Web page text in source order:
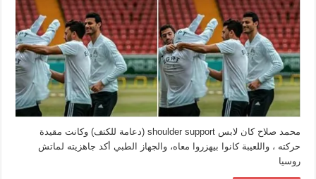
محمد صلاح كان لابس shoulder support (دعامة للكتف) وكانت مقيدة
حركته ، واللعيبة كانوا بيهزروا معاه، والجهاز الطبي أكد جاهزيته لماتش
روسيا